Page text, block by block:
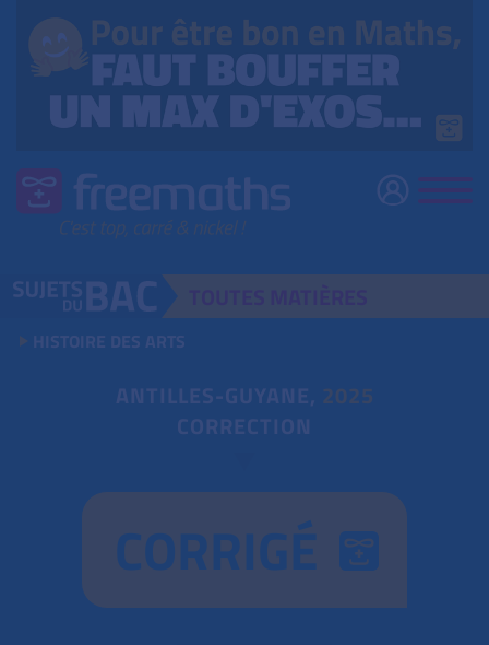
HISTOIRE DES ARTS
ANTILLES-GUYANE, 2025
CORRECTION
CORRIGÉ